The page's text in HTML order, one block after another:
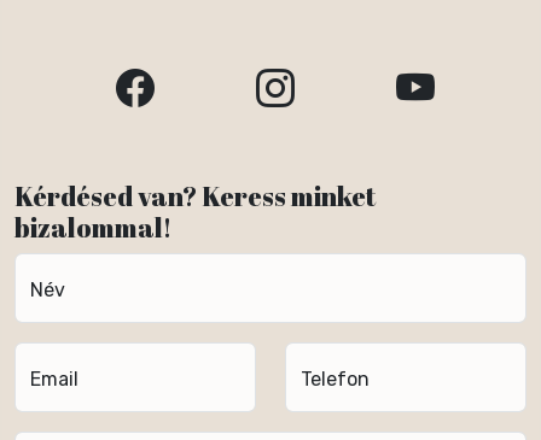
Kérdésed van? Keress minket
bizalommal!
Név
Email Telefon